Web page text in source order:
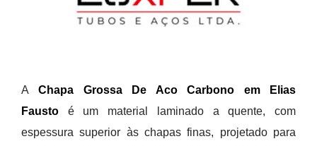
AChapa Grossa De Aco Carbono em Elias
Fausto é um material laminado a quente, com
espessura superior às chapas finas, projetado para